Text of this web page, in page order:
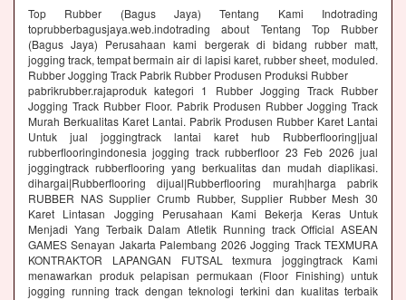
Top Rubber (Bagus Jaya) Tentang Kami Indotrading
toprubberbagusjaya.web.indotrading about Tentang Top Rubber
(Bagus Jaya) Perusahaan kami bergerak di bidang rubber matt,
jogging track, tempat bermain air di lapisi karet, rubber sheet, moduled.
Rubber Jogging Track Pabrik Rubber Produsen Produksi Rubber
pabrikrubber.rajaproduk kategori 1 Rubber Jogging Track Rubber
Jogging Track Rubber Floor. Pabrik Produsen Rubber Jogging Track
Murah Berkualitas Karet Lantai. Pabrik Produsen Rubber Karet Lantai
Untuk jual joggingtrack lantai karet hub Rubberflooring|jual
rubberflooringindonesia jogging track rubberfloor 23 Feb 2026 jual
joggingtrack rubberflooring yang berkualitas dan mudah diaplikasi.
dihargai|Rubberflooring dijual|Rubberflooring murah|harga pabrik
RUBBER NAS Supplier Crumb Rubber, Supplier Rubber Mesh 30
Karet Lintasan Jogging Perusahaan Kami Bekerja Keras Untuk
Menjadi Yang Terbaik Dalam Atletik Running track Official ASEAN
GAMES Senayan Jakarta Palembang 2026 Jogging Track TEXMURA
KONTRAKTOR LAPANGAN FUTSAL texmura joggingtrack Kami
menawarkan produk pelapisan permukaan (Floor Finishing) untuk
jogging running track dengan teknologi terkini dan kualitas terbaik